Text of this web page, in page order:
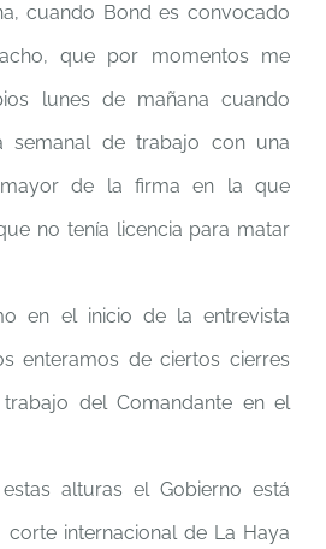
cuando Bond es convocado
que por momentos me
lunes de mañana cuando
semanal de trabajo con una
de la firma en la que
no tenía licencia para matar
en el inicio de la entrevista
enteramos de ciertos cierres
del Comandante en el
alturas el Gobierno está
internacional de La Haya